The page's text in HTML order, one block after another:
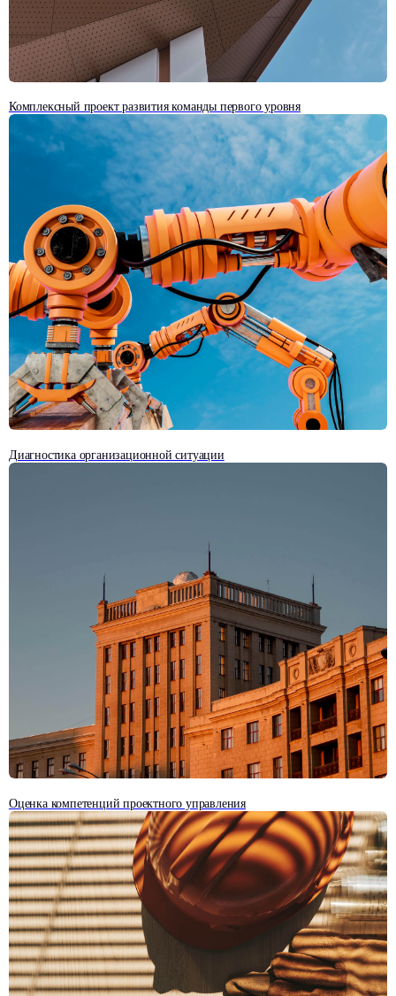
Комплексный проект развития команды первого уровня
Оценка компетенций проектного управления
ЭКСПЕРТНЫЕ МАТЕРИАЛЫ
Часто задаваемые
вопросыоб оценке
персонала